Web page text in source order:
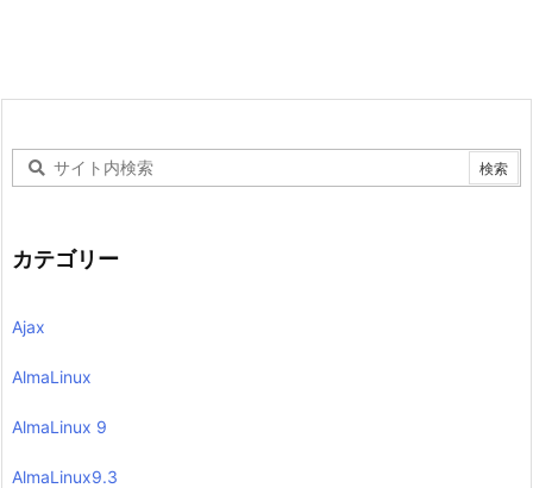
カテゴリー
Ajax
AlmaLinux
AlmaLinux 9
AlmaLinux9.3